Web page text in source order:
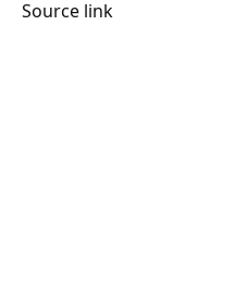
Source link